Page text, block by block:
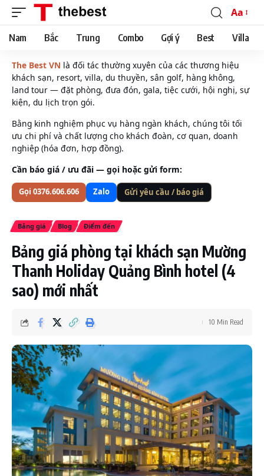
Font
Resizer
Aa
Nam Bắc Trung Combo Gợi ý Best Villa
The Best VN là đối tác thường xuyên của các thương hiệu
khách sạn, resort, villa, du thuyền, sân golf, hàng không,
land tour — đặt phòng, đưa đón, gala, tiệc cưới, hội nghị, sự
kiện, du lịch trọn gói.
Bằng kinh nghiệm phục vụ hàng ngàn khách, chúng tôi tối
ưu chi phí và chất lượng cho khách đoàn, cơ quan, doanh
nghiệp (hóa đơn, hợp đồng).
Cần báo giá / ưu đãi — gọi hoặc gửi form:
Gọi 0376.606.606 Zalo Gửi yêu cầu / báo giá
Bảng giá Blog Điểm đến
Bảng giá phòng tại khách sạn Mường
Thanh Holiday Quảng Bình hotel (4
sao) mới nhất
10 Min Read